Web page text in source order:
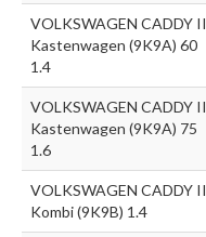
VOLKSWAGEN CADDY II
Kastenwagen (9K9A) 60
1.4
VOLKSWAGEN CADDY II
Kastenwagen (9K9A) 75
1.6
VOLKSWAGEN CADDY II
Kombi (9K9B) 1.4